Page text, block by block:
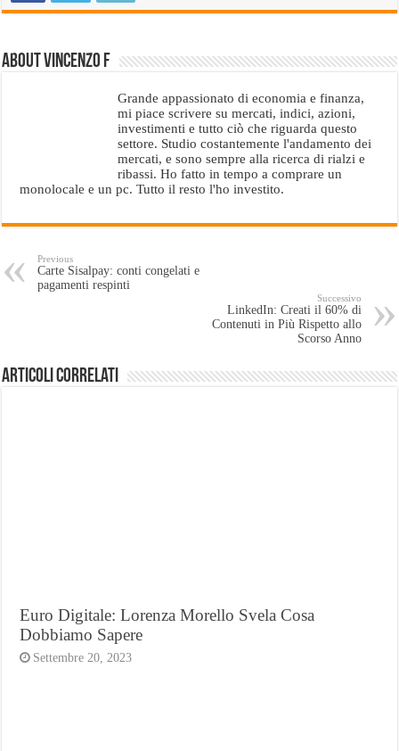
About Vincenzo F
Grande appassionato di economia e finanza,
mi piace scrivere su mercati, indici, azioni,
investimenti e tutto ciò che riguarda questo
settore. Studio costantemente l'andamento dei
mercati, e sono sempre alla ricerca di rialzi e
ribassi. Ho fatto in tempo a comprare un
monolocale e un pc. Tutto il resto l'ho investito.
Previous
Carte Sisalpay: conti congelati e
pagamenti respinti
Successivo
LinkedIn: Creati il 60% di
Contenuti in Più Rispetto allo
Scorso Anno
Articoli Correlati
Euro Digitale: Lorenza Morello Svela Cosa
Dobbiamo Sapere
Settembre 20, 2023